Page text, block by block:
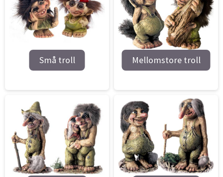
Små troll Mellomstore troll